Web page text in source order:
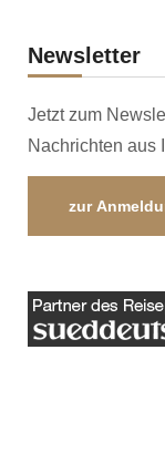
Newsletter
Jetzt zum
Nachrichten aus
zur